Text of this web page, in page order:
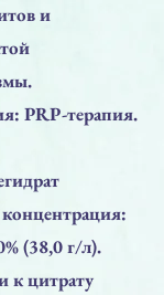
и
PRP-терапия.
(38,0 г/л).
к цитрату